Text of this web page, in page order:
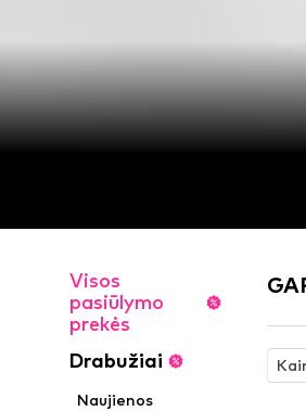
Visos
pasiūlymo
prekės
Drabužiai
Naujienos